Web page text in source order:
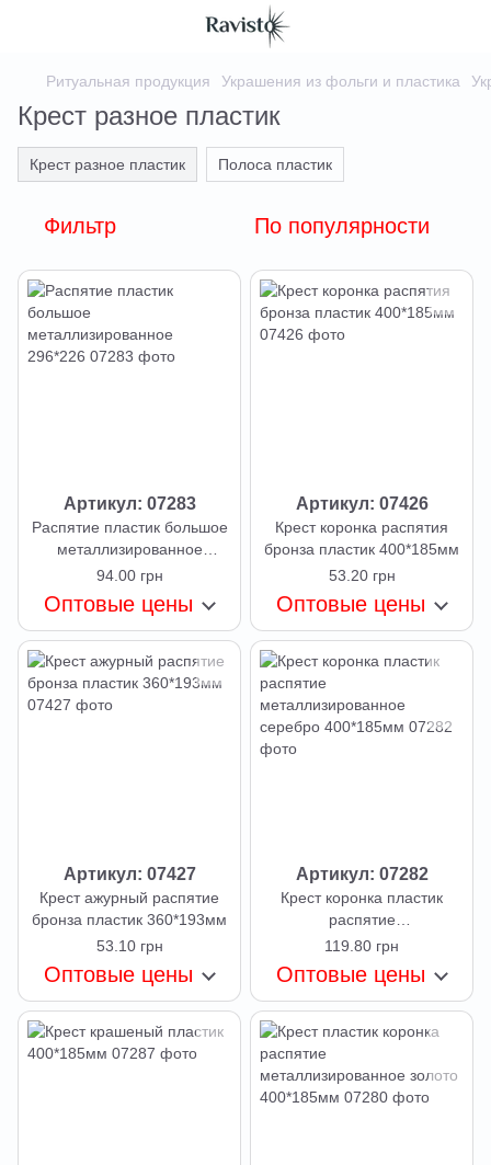
Ритуальная продукция Украшения из фольги и пластика
Крест разное пластик
Крест разное пластик Полоса пластик
Фильтр По популярности
Артикул: 07283
Распятие пластик большое
металлизированное
296*226
94.00 грн
Оптовые цены
Артикул: 07426
Крест коронка распятия
бронза пластик 400*185мм
53.20 грн
Оптовые цены
Артикул: 07427
Крест ажурный распятие
бронза пластик 360*193мм
53.10 грн
Оптовые цены
Артикул: 07282
Крест коронка пластик
распятие
металлизированное
119.80 грн
Оптовые цены